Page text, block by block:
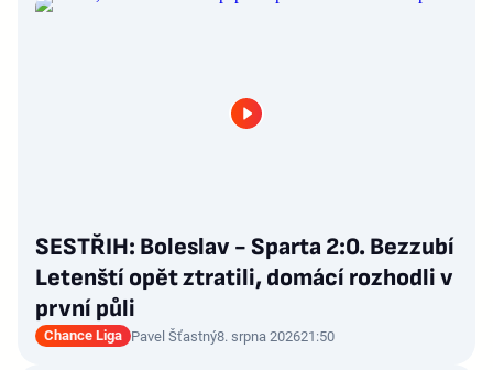
SESTŘIH: Boleslav - Sparta 2:0. Bezzubí
Letenští opět ztratili, domácí rozhodli v
první půli
Chance Liga Pavel Šťastný8. srpna 202621:50